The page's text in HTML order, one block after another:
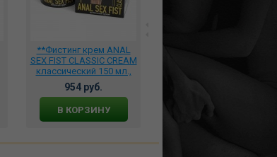
**Фистинг крем ANAL
SEX FIST CLASSIC CREAM
классический 150 мл.,
MGB032
954 руб.
В КОРЗИНУ В КОРЗИНУ